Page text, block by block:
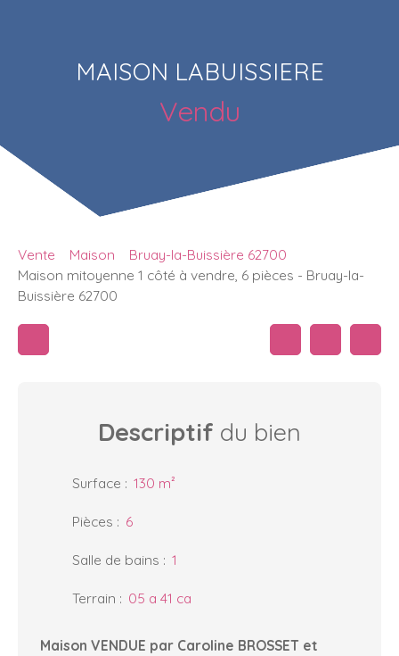
MAISON LABUISSIERE
Vendu
Vente Maison
Bruay-la-Buissière 62700
Maison mitoyenne 1 côté à vendre, 6 pièces - Bruay-la-
Buissière 62700
Descriptif du bien
Surface : 130 m²
Pièces : 6
Salle de bains : 1
Terrain : 05 a 41 ca
Maison VENDUE par Caroline BROSSET et